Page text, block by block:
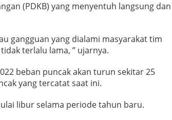
(PDKB) yang menyentuh langsung dan
gangguan yang dialami masyarakat tim
terlalu lama, ” ujarnya.
beban puncak akan turun sekitar 25
yang tercatat saat ini.
libur selama periode tahun baru.